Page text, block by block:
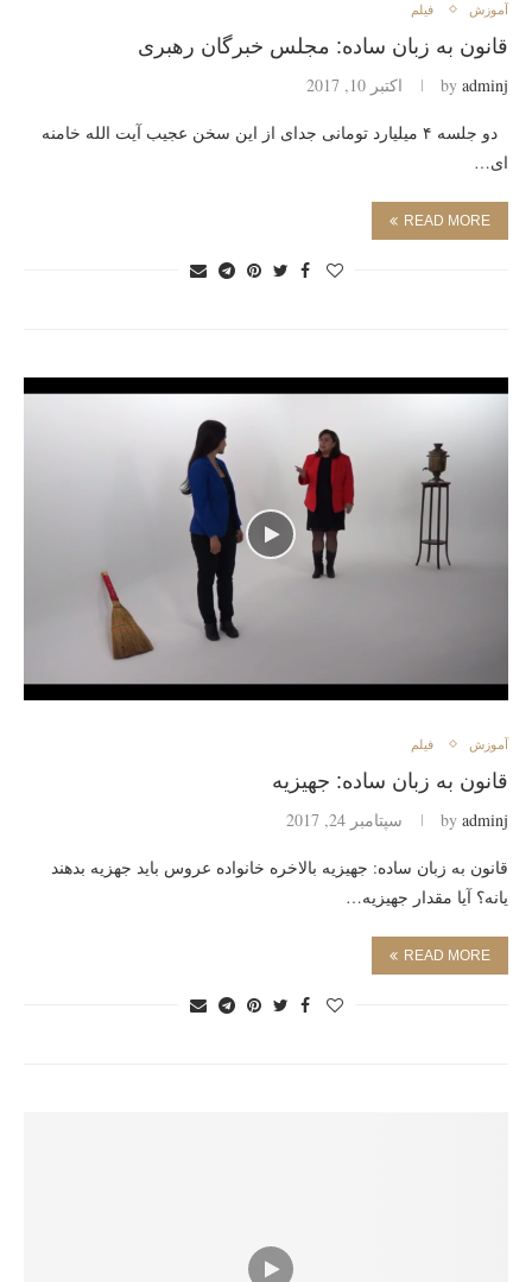
آموزش فیلم
قانون به زبان ساده: مجلس خبرگان رهبری
by adminj اکتبر 10, 2017
دو جلسه ۴ میلیارد تومانی جدای از این سخن عجیب آیت الله خامنه
ای…
READ MORE
آموزش فیلم
قانون به زبان ساده: جهیزیه
by adminj سپتامبر 24, 2017
قانون به زبان ساده: جهیزیه بالاخره خانواده عروس باید جهزیه بدهند
یانه؟ آیا مقدار جهیزیه…
READ MORE